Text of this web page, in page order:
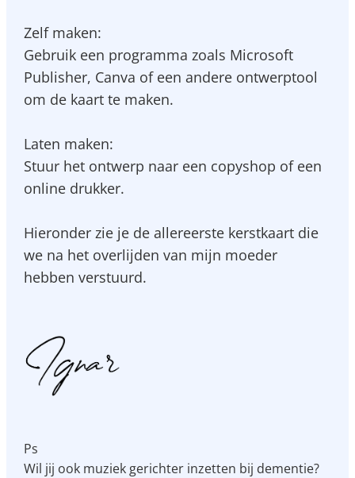
Zelf maken:
Gebruik een programma zoals Microsoft
Publisher, Canva of een andere ontwerptool
om de kaart te maken.
Laten maken:
Stuur het ontwerp naar een copyshop of een
online drukker.
Hieronder zie je de allereerste kerstkaart die
we na het overlijden van mijn moeder
hebben verstuurd.
Ps
Wil jij ook muziek gerichter inzetten bij dementie?